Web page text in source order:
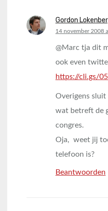
Gordon
says:
14 november 2008
@Marc tja dit
ook even
https://cli.gs/
Overigens sluit
wat betreft de
congres.
Oja, weet jij
telefoon is?
Beantwoorden